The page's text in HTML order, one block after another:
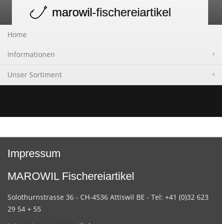
navigation
marowil-fischereiartikel
Home
Informationen
Unser Sortiment
Impressum
MAROWIL Fischereiartikel
Solothurnstrasse 36 - CH-4536 Attiswil BE - Tel: +41 (0)32 623
29 54 + 55